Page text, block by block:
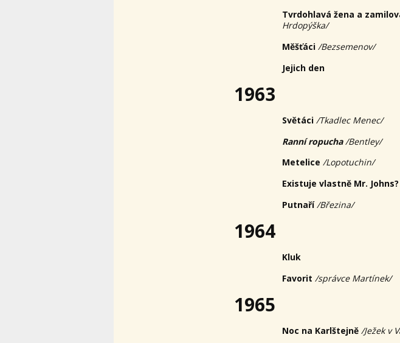
Tvrdohlavá žena a
Hrdopýška/
Měšťáci /Bezsemenov/
Jejich den
1963
Světáci /Tkadlec Menec/
Ranní ropucha/Bentley/
Metelice /Lopotuchin/
Existuje vlastně Mr. Johns?
Putnaří/Březina/
1964
Kluk
Favorit /správce Martínek/
1965
Noc na Karlštejně /Ježek v